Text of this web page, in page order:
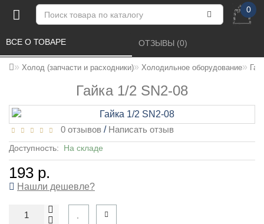
0
Холод (запчасти и расходники) Холодильное оборудование
Гайка 1/2 SN2-08
ВСЕ О ТОВАРЕ ОТЗЫВЫ (0)
0 отзывов / Написать отзыв
Доступность: На складе
193 р.
Нашли дешевле?